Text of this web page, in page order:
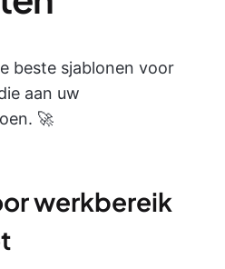
beste sjablonen voor
aan uw
🚀
werkbereik